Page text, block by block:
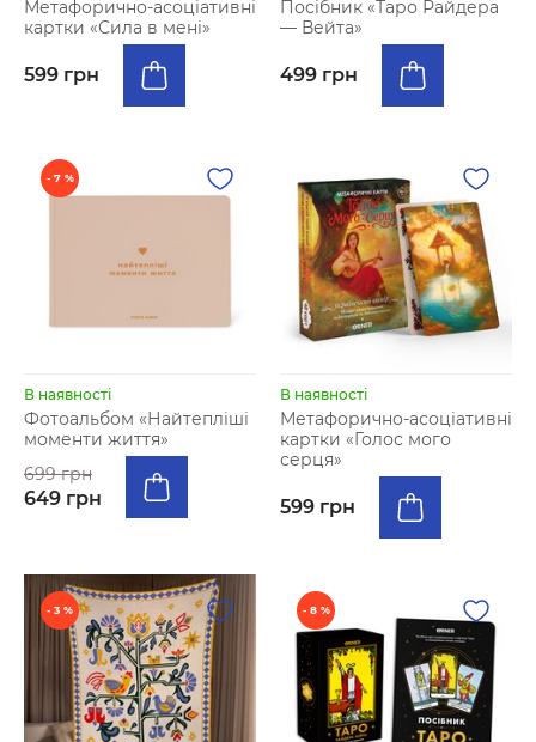
Метафорично-асоціативні
картки «Сила в мені»
599 грн
Посібник «Таро Райдера
— Вейта»
499 грн
- 7 %
В наявності
Фотоальбом «Найтепліші
моменти життя»
699 грн
649 грн
В наявності
Метафорично-асоціативні
картки «Голос мого
серця»
599 грн
- 3 % - 8 %